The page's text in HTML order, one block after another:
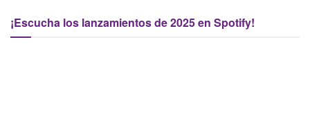
¡Escucha los lanzamientos de 2025 en Spotify!